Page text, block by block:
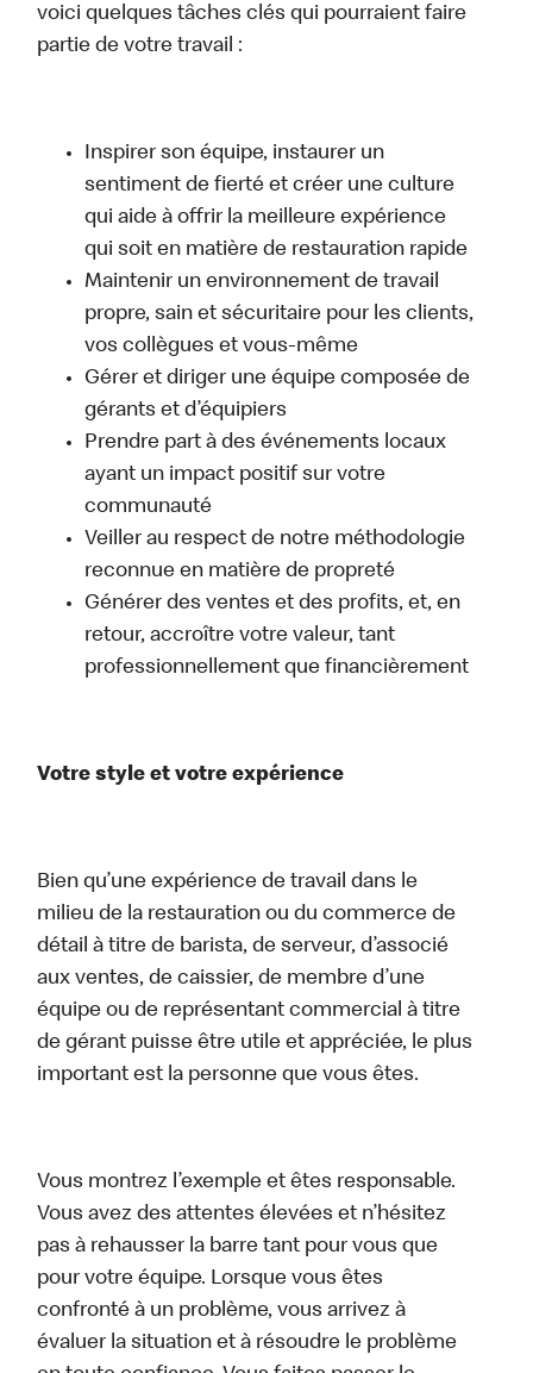
voici quelques tâches clés qui pourraient faire
partie de votre travail :
Inspirer son équipe, instaurer un
sentiment de fierté et créer une culture
qui aide à offrir la meilleure expérience
qui soit en matière de restauration rapide
Maintenir un environnement de travail
propre, sain et sécuritaire pour les clients,
vos collègues et vous-même
Gérer et diriger une équipe composée de
gérants et d’équipiers
Prendre part à des événements locaux
ayant un impact positif sur votre
communauté
Veiller au respect de notre méthodologie
reconnue en matière de propreté
Générer des ventes et des profits, et, en
retour, accroître votre valeur, tant
professionnellement que financièrement
Votre style et votre expérience
Bien qu’une expérience de travail dans le
milieu de la restauration ou du commerce de
détail à titre de barista, de serveur, d’associé
aux ventes, de caissier, de membre d’une
équipe ou de représentant commercial à titre
de gérant puisse être utile et appréciée, le plus
important est la personne que vous êtes.
Vous montrez l’exemple et êtes responsable.
Vous avez des attentes élevées et n’hésitez
pas à rehausser la barre tant pour vous que
pour votre équipe. Lorsque vous êtes
confronté à un problème, vous arrivez à
évaluer la situation et à résoudre le problème